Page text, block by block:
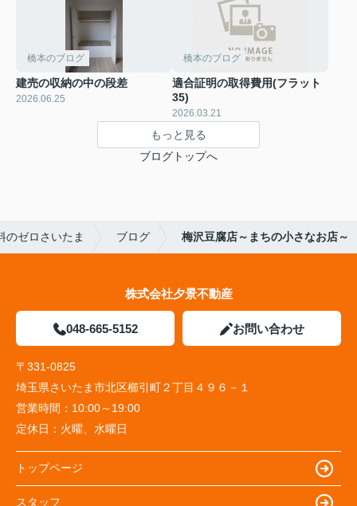
橋本のブログ
建売の収納の中の段差
2026.06.25
橋本のブログ
適合証明の取得費用(フラット
35)
2026.03.21
もっと見る
ブログトップへ
のゼロさいたま ブログ 梅沢豆腐店～まちの小さなお店～
株式会社夕景不動産
048-665-5152 お問い合わせ
〒331-0825
埼玉県さいたま市北区櫛引町２丁目４９６－１
営業時間： 10:00～19:00
定休日： 火曜、水曜日
トップページ
スタッフ